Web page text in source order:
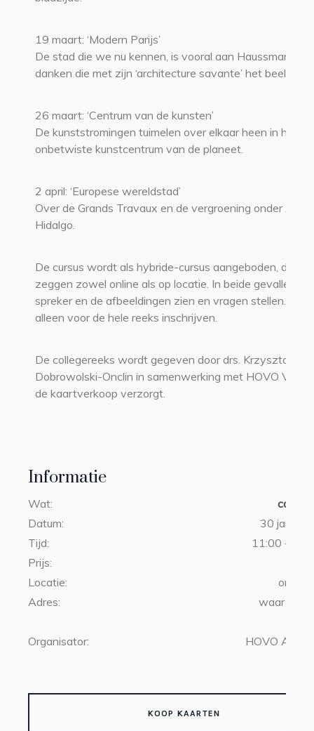
Informatie
Wat:
Datum:
30
Tijd:
11:00 -
Prijs:
Locatie:
online
Adres:
waar u
Organisator: HOVO
KOOP KAARTEN
19 maart: ‘Modern Parijs’
De stad die we nu kennen, is vooral aan Haussmann te
danken die met zijn ‘architecture savante’ het beeld
26 maart: ‘Centrum van de kunsten’
De kunststromingen tuimelen over elkaar heen in het
onbetwiste kunstcentrum van de planeet.
2 april: ‘Europese wereldstad’
Over de Grands Travaux en de vergroening onder Anne
Hidalgo.
De cursus wordt als hybride-cursus aangeboden, dat wil
zeggen zowel online als op locatie. In beide gevallen
spreker en de afbeeldingen zien en vragen stellen. U
alleen voor de hele reeks inschrijven.
De collegereeks wordt gegeven door drs. Krzysztof
Dobrowolski-Onclin in samenwerking met HOVO VU
de kaartverkoop verzorgt.